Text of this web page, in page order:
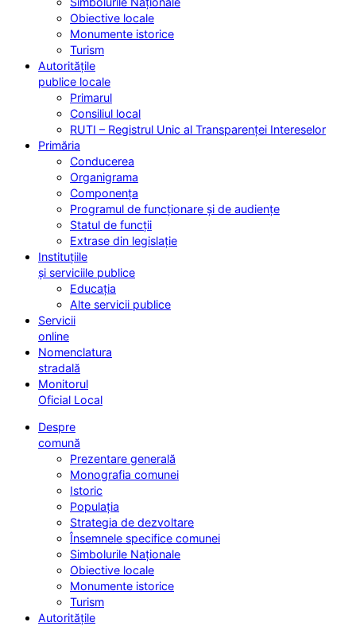
Obiective locale
Monumente istorice
Turism
Autoritățile
publice locale
Primarul
Consiliul local
RUTI – Registrul Unic al Transparenței Intereselor
Primăria
Conducerea
Organigrama
Componența
Programul de funcționare și de audiențe
Statul de funcții
Extrase din legislație
Instituțiile
și serviciile publice
Educația
Alte servicii publice
Servicii
online
Nomenclatura
stradală
Monitorul
Oficial Local
Despre
comună
Prezentare generală
Monografia comunei
Istoric
Populația
Strategia de dezvoltare
Însemnele specifice comunei
Simbolurile Naționale
Obiective locale
Monumente istorice
Turism
Autoritățile